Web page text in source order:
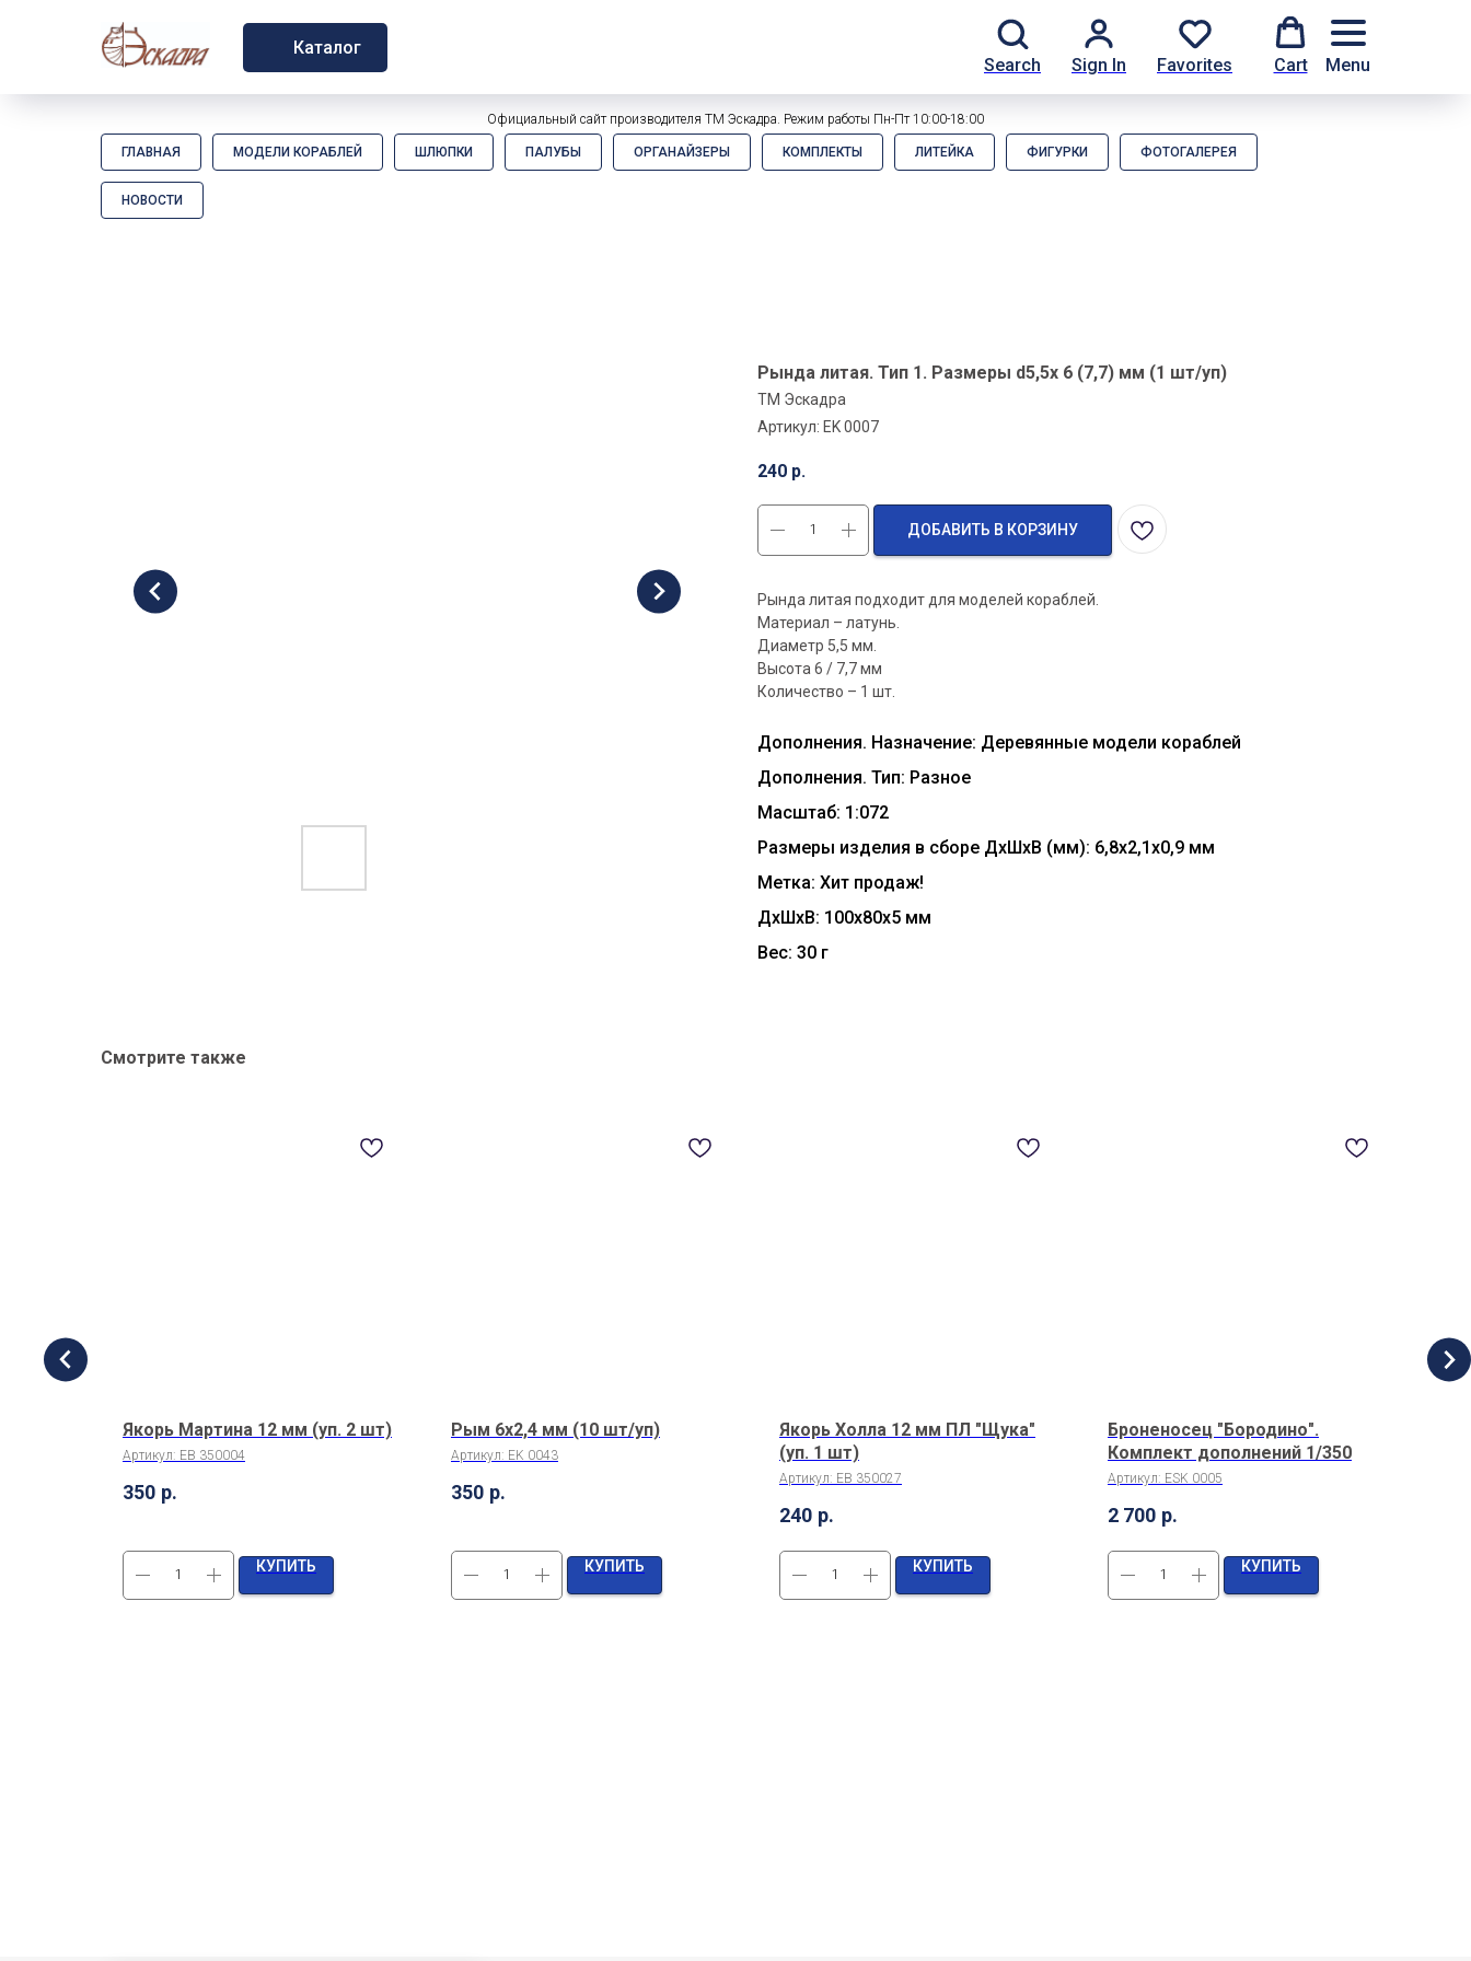
Каталог
Search
Sign In Favorites Cart Menu
Официальный сайт производителя ТМ Эскадра. Режим работы Пн-Пт 10:00-18:00
ГЛАВНАЯ МОДЕЛИ КОРАБЛЕЙ ШЛЮПКИ ПАЛУБЫ ОРГАНАЙЗЕРЫ КОМПЛЕКТЫ ЛИТЕЙКА ФИГУРКИ ФОТОГАЛЕРЕЯ
НОВОСТИ
Рында литая. Тип 1. Размеры d5,5х 6 (7,7) мм (1 шт/уп)
ТМ Эскадра
Артикул: EK 0007
240 р.
ДОБАВИТЬ В КОРЗИНУ
Рында литая подходит для моделей кораблей.
Материал – латунь.
Диаметр 5,5 мм.
Высота 6 / 7,7 мм
Количество – 1 шт.
Дополнения. Назначение: Деревянные модели кораблей
Дополнения. Тип: Разное
Масштаб: 1:072
Размеры изделия в сборе ДхШхВ (мм): 6,8х2,1х0,9 мм
Метка: Хит продаж!
ДxШxВ: 100x80x5 мм
Вес: 30 г
Смотрите также
Якорь Мартина 12 мм (уп. 2 шт)
Артикул: EB 350004
350 р.
КУПИТЬ
Рым 6x2,4 мм (10 шт/уп)
Артикул: EK 0043
350 р.
КУПИТЬ
Якорь Холла 12 мм ПЛ "Щука"
(уп. 1 шт)
Артикул: EB 350027
240 р.
КУПИТЬ
Броненосец "Бородино".
Комплект дополнений 1/350
Артикул: ESK 0005
2 700 р.
КУПИТЬ